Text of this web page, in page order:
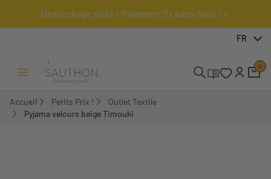
Destockage d'été ! Paiement 3x sans frais !
FR
Ouvrir/Fermer menu
0
Accueil Petits Prix !
Outlet Textile
Pyjama velours beige Timouki